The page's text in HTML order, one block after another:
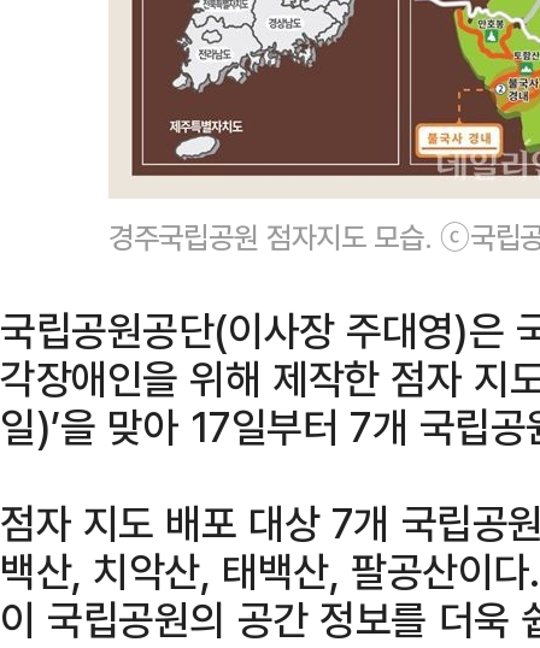
경주국립공원 점자지도 모습. ⓒ국립
국립공원공단(이사장 주대영)은
각장애인을 위해 제작한 점자 지
일)’을 맞아 17일부터 7개 국립
점자 지도 배포 대상 7개 국립공
백산, 치악산, 태백산, 팔공산이
이 국립공원의 공간 정보를 더욱